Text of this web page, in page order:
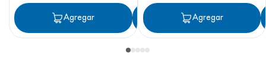
Agregar Agregar
Agregar